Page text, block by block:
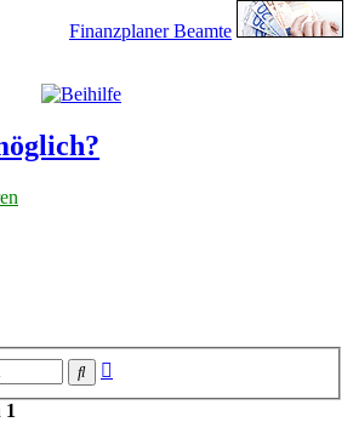
Finanzplaner Beamte
Suche
1